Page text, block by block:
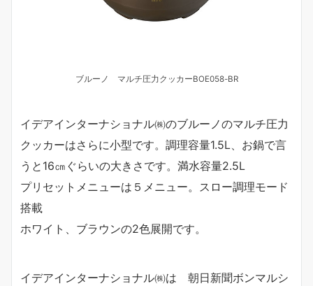
ブルーノ マルチ圧力クッカーBOE058-BR
イデアインターナショナル㈱のブルーノのマルチ圧力
クッカーはさらに小型です。調理容量1.5L、お鍋で言
うと16㎝ぐらいの大きさです。満水容量2.5L
プリセットメニューは５メニュー。スロー調理モード
搭載
ホワイト、ブラウンの2色展開です。
イデアインターナショナル㈱は 朝日新聞ボンマルシ